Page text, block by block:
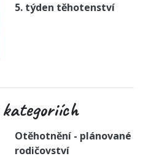
5. týden těhotenství
Otěhotnění - plánované
rodičovství